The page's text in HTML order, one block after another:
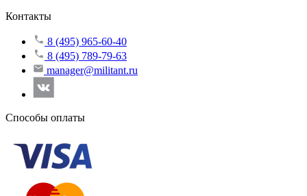
Контакты
8 (495) 965-60-40
8 (495) 789-79-63
manager@militant.ru
Способы оплаты